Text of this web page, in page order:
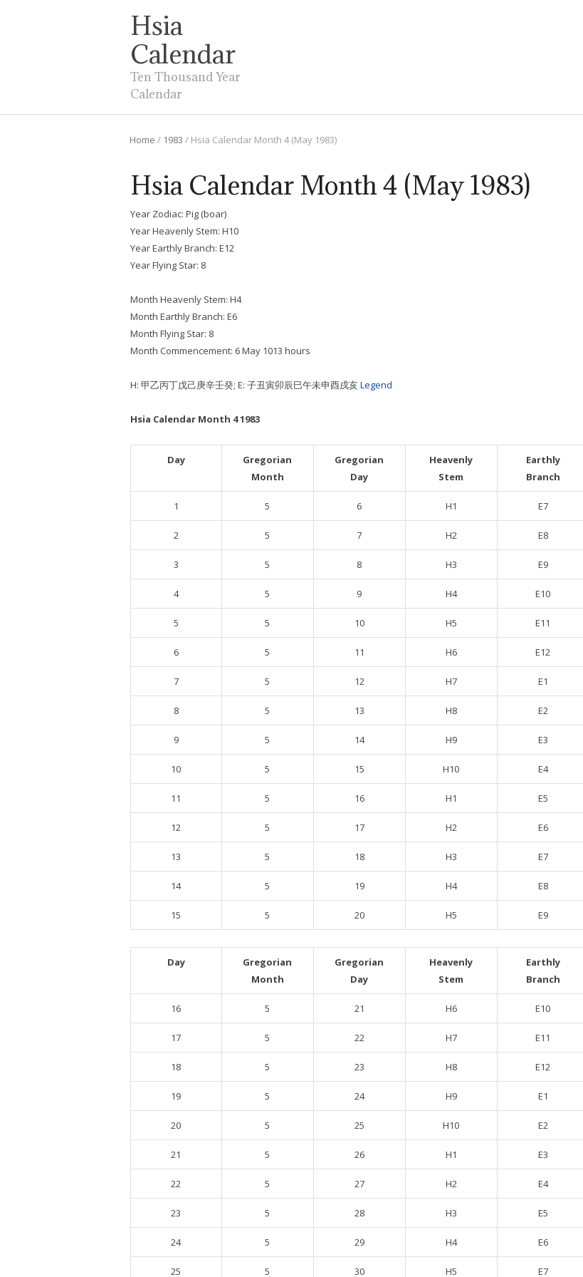
Hsia
Calendar
Ten Thousand Year
Calendar
Home / 1983 / Hsia Calendar Month 4 (May 1983)
Hsia Calendar Month 4 (May 1983)
Year Zodiac: Pig (boar)
Year Heavenly Stem: H10
Year Earthly Branch: E12
Year Flying Star: 8
Month Heavenly Stem: H4
Month Earthly Branch: E6
Month Flying Star: 8
Month Commencement: 6 May 1013 hours
H: 甲乙丙丁戊己庚辛壬癸; E: 子丑寅卯辰巳午未申酉戌亥Legend
Hsia Calendar Month 4 1983
Day
Gregorian
Month
Gregorian
Day
Heavenly
Stem
Earthly
Branch
1 5 6 H1 E7
2 5 7 H2 E8
3 5 8 H3 E9
4 5 9 H4 E10
5 5 10 H5 E11
6 5 11 H6 E12
7 5 12 H7 E1
8 5 13 H8 E2
9 5 14 H9 E3
10 5 15 H10 E4
11 5 16 H1 E5
12 5 17 H2 E6
13 5 18 H3 E7
14 5 19 H4 E8
15 5 20 H5 E9
Day
Gregorian
Month
Gregorian
Day
Heavenly
Stem
Earthly
Branch
16 5 21 H6 E10
17 5 22 H7 E11
18 5 23 H8 E12
19 5 24 H9 E1
20 5 25 H10 E2
21 5 26 H1 E3
22 5 27 H2 E4
23 5 28 H3 E5
24 5 29 H4 E6
25 5 30 H5 E7